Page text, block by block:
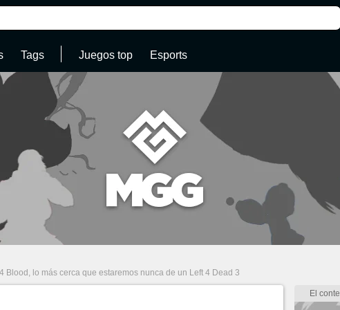
Tags Juegos top Esports
Blood, lo más cerca que estaremos nunca de un Left 4 Dead 3